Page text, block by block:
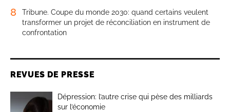
8
Tribune. Coupe du monde 2030: quand certains veulent
transformer un projet de réconciliation en instrument de
confrontation
REVUES DE PRESSE
Dépression: l’autre crise qui pèse des milliards
sur l’économie